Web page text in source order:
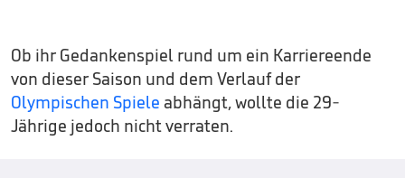
Ob ihr Gedankenspiel rund um ein Karriereende
von dieser Saison und dem Verlauf der
Olympischen Spiele abhängt, wollte die 29-
Jährige jedoch nicht verraten.